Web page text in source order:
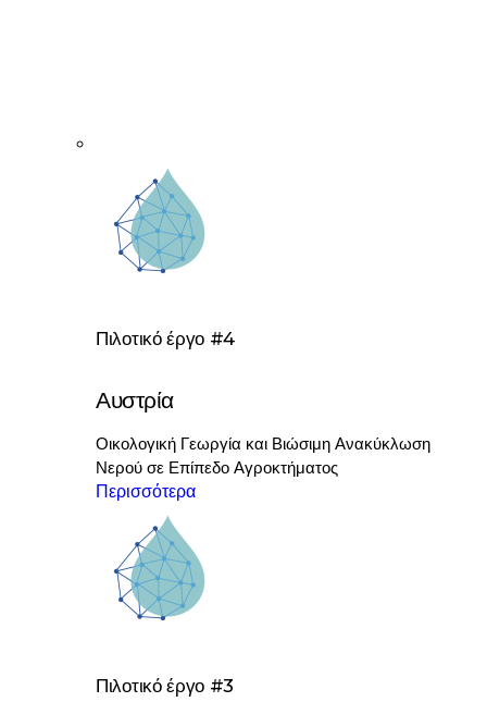
Πιλοτικό έργο #4
Αυστρία
Οικολογική Γεωργία και Βιώσιμη Ανακύκλωση
Νερού σε Επίπεδο Αγροκτήματος
Περισσότερα
Πιλοτικό έργο #3